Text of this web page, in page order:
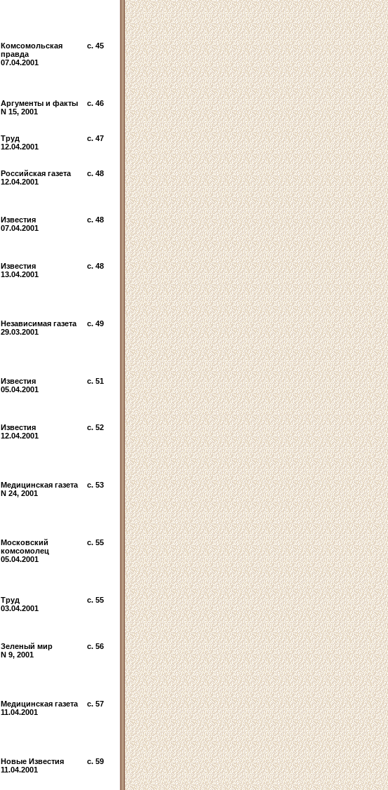
Комсомольская
правда
07.04.2001
c. 45
Аргументы и факты
N 15, 2001
c. 46
Труд
12.04.2001
c. 47
Российская газета
12.04.2001
c. 48
Известия
07.04.2001
c. 48
Известия
13.04.2001
c. 48
Независимая газета
29.03.2001
c. 49
Известия
05.04.2001
c. 51
Известия
12.04.2001
c. 52
Медицинская газета
N 24, 2001
c. 53
Московский
комсомолец
05.04.2001
c. 55
Труд
03.04.2001
c. 55
Зеленый мир
N 9, 2001
c. 56
Медицинская газета
11.04.2001
c. 57
Новые Известия
11.04.2001
c. 59